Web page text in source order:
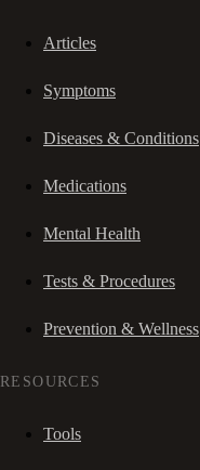
Articles
Symptoms
Diseases & Conditions
Medications
Mental Health
Tests & Procedures
Prevention & Wellness
RESOURCES
Tools